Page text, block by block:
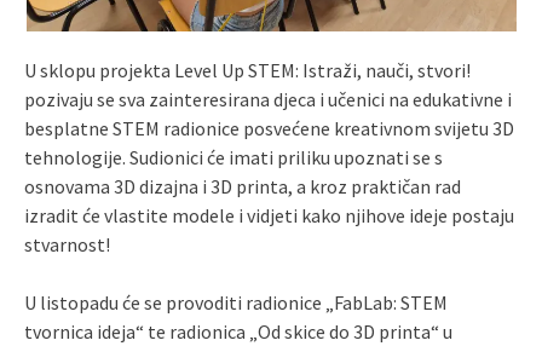
U sklopu projekta Level Up STEM: Istraži, nauči, stvori!
pozivaju se sva zainteresirana djeca i učenici na edukativne i
besplatne STEM radionice posvećene kreativnom svijetu 3D
tehnologije. Sudionici će imati priliku upoznati se s
osnovama 3D dizajna i 3D printa, a kroz praktičan rad
izradit će vlastite modele i vidjeti kako njihove ideje postaju
stvarnost!
U listopadu će se provoditi radionice „FabLab: STEM
tvornica ideja“ te radionica „Od skice do 3D printa“ u